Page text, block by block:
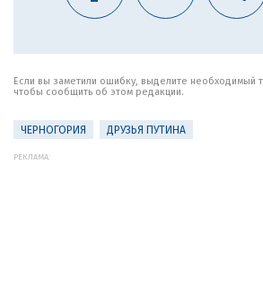
Если вы заметили ошибку, выделите необходимый
чтобы сообщить об этом редакции.
ЧЕРНОГОРИЯ ДРУЗЬЯ ПУТИНА
РЕКЛАМА: